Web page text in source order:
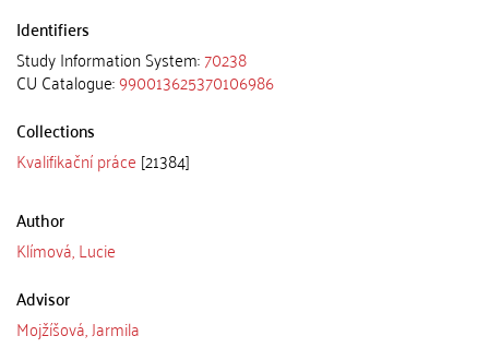
Identifiers
Study Information System:70238
CU Catalogue:990013625370106986
Collections
Kvalifikační práce [21384]
Author
Klímová, Lucie
Advisor
Mojžíšová, Jarmila